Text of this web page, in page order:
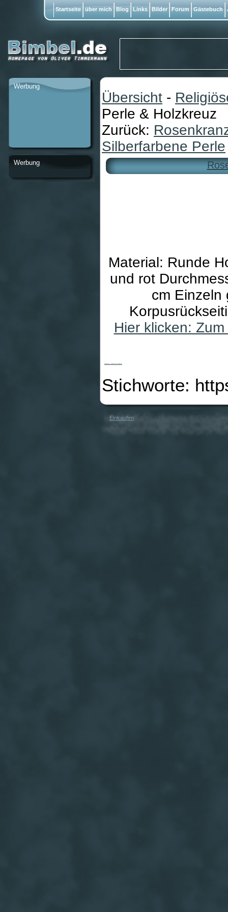
Übersicht -
Perle & Holzkreuz
Zurück:
Silberfarbene Perle
Material: Runde
und rot
cm Einzeln
Hier klicken:
Stichworte:
Einkaufen
Werbung
Werbung
Startseite über mich Blog Links Bilder Forum Gästebuch